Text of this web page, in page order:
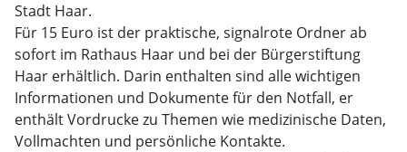
Stadt Haar.
Für 15 Euro ist der praktische, signalrote Ordner ab
sofort im Rathaus Haar und bei der Bürgerstiftung
Haar erhältlich. Darin enthalten sind alle wichtigen
Informationen und Dokumente für den Notfall, er
enthält Vordrucke zu Themen wie medizinische Daten,
Vollmachten und persönliche Kontakte.